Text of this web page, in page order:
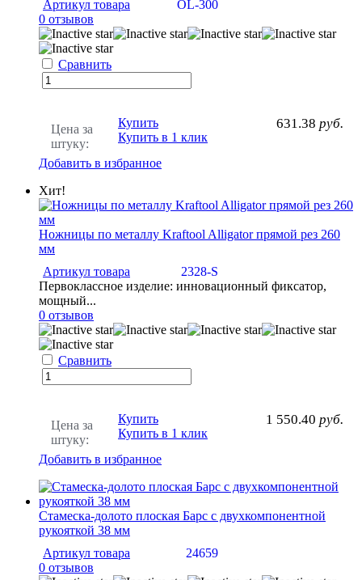
Артикул товара
OL-300
0 отзывов
Сравнить
Цена за
штуку:
631.38 руб.
Купить
Купить в 1 клик
Добавить в избранное
Хит!
Ножницы по металлу Kraftool Alligator прямой рез 260
мм
Артикул товара
2328-S
Первоклассное изделие: инновационный фиксатор,
мощный...
0 отзывов
Сравнить
Цена за
штуку:
1 550.40 руб.
Купить
Купить в 1 клик
Добавить в избранное
Стамеска-долото плоская Барс с двухкомпонентной
рукояткой 38 мм
Артикул товара
24659
0 отзывов